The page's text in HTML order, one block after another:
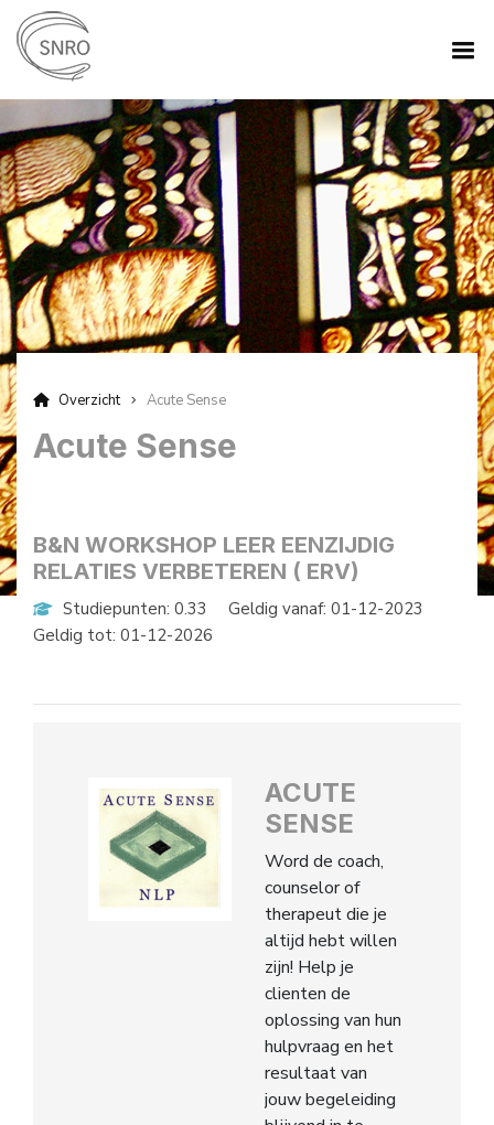
Overzicht Acute Sense
Acute Sense
B&N WORKSHOP LEER EENZIJDIG
RELATIES VERBETEREN ( ERV)
Studiepunten: 0.33
Geldig vanaf: 01-12-2023
Geldig tot: 01-12-2026
ACUTE
SENSE
Word de coach,
counselor of
therapeut die je
altijd hebt willen
zijn! Help je
clienten de
oplossing van hun
hulpvraag en het
resultaat van
jouw begeleiding